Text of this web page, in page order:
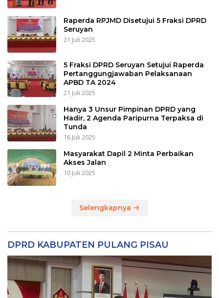
Raperda RPJMD Disetujui 5 Fraksi DPRD
Seruyan
21 Juli 2025
5 Fraksi DPRD Seruyan Setujui Raperda
Pertanggungjawaban Pelaksanaan
APBD TA 2024
21 Juli 2025
Hanya 3 Unsur Pimpinan DPRD yang
Hadir, 2 Agenda Paripurna Terpaksa di
Tunda
16 Juli 2025
Masyarakat Dapil 2 Minta Perbaikan
Akses Jalan
10 Juli 2025
Selengkapnya
DPRD KABUPATEN PULANG PISAU